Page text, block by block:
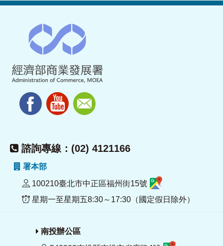
諮詢專線：(02) 4121166
署本部
100210臺北市中正區福州街15號
星期一至星期五8:30～17:30（國定假日除外）
南投辦公區